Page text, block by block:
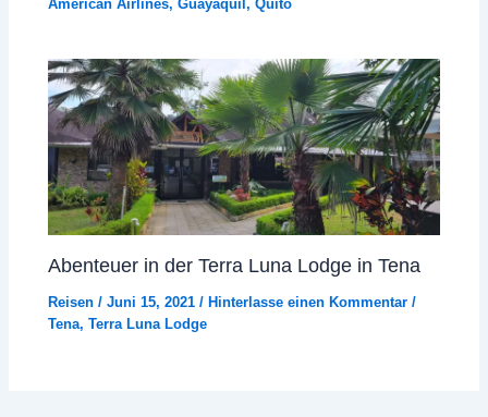
American Airlines,Guayaquil,Quito
Abenteuer in der Terra Luna Lodge in Tena
Reisen /Juni 15, 2021/ Hinterlasse einen Kommentar /
Tena,Terra Luna Lodge